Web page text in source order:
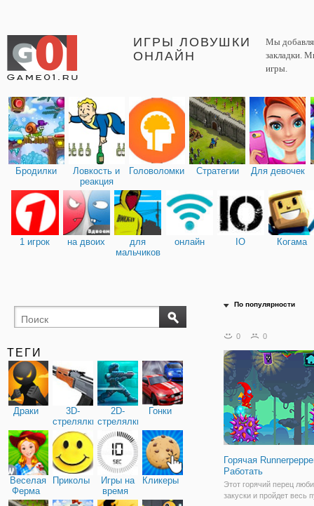
ИГРЫ ЛОВУШКИ
ОНЛАЙН
Мы
закладки.
игры.
Бродилки
Ловкость и
реакция
Головоломки Стратегии Для девочек
1 игрок на двоих
для
мальчиков
онлайн IO Когама
ТЕГИ
Драки
3D-
стрелялки
2D-
стрелялки
Гонки
Веселая
Ферма
Приколы
Игры на
время
Кликеры
По популярности
0 0
Горячая
Работать
Этот горячий перец
закуски и пройдет весь